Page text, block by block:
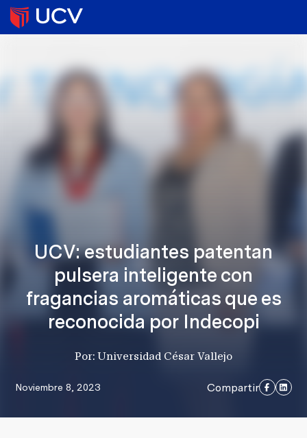
UCV: estudiantes patentan
pulsera inteligente con
fragancias aromáticas que es
reconocida por Indecopi
Por: Universidad César Vallejo
Noviembre 8, 2023 Compartir